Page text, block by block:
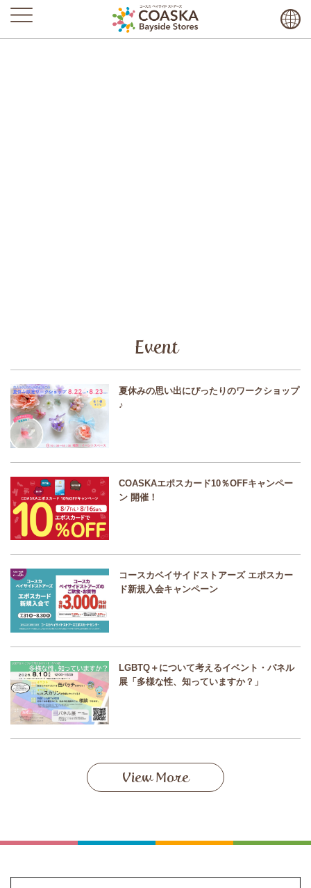
Event
夏休みの思い出にぴったりのワークショップ
♪
COASKAエポスカード10％OFFキャンペー
ン 開催！
コースカベイサイドストアーズ エポスカー
ド新規入会キャンペーン
LGBTQ＋について考えるイベント・パネル
展「多様な性、知っていますか？」
View More